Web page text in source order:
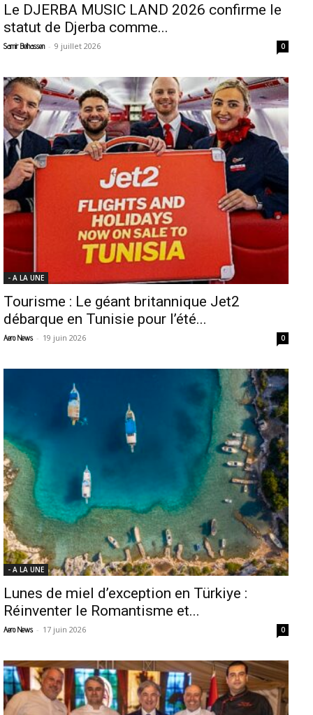
Le DJERBA MUSIC LAND 2026 confirme le
statut de Djerba comme...
Samir Belhassen - 9 juillet 2026 0
- A LA UNE
Tourisme : Le géant britannique Jet2
débarque en Tunisie pour l’été...
Aero News - 19 juin 2026 0
- A LA UNE
Lunes de miel d’exception en Türkiye :
Réinventer le Romantisme et...
Aero News - 17 juin 2026 0